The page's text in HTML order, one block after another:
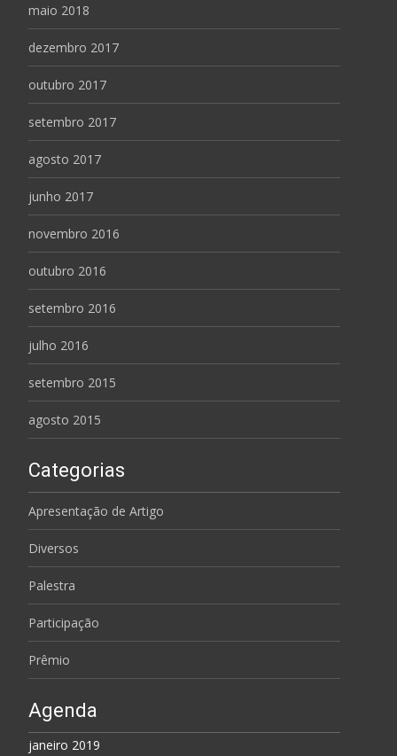
maio 2018
dezembro 2017
outubro 2017
setembro 2017
agosto 2017
junho 2017
novembro 2016
outubro 2016
setembro 2016
julho 2016
setembro 2015
agosto 2015
Categorias
Apresentação de Artigo
Diversos
Palestra
Participação
Prêmio
Agenda
janeiro 2019